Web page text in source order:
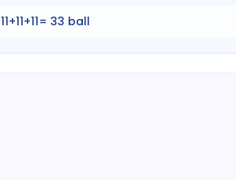
11+11+11= 33 ball